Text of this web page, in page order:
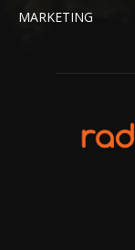
MARKETING